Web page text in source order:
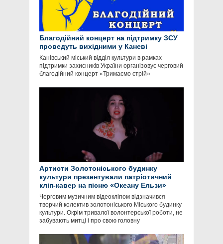
Благодійний концерт на підтримку ЗСУ
проведуть вихідними у Каневі
Канівський міський відділ культури в рамках
підтримки захисників України організовує черговий
благодійний концерт «Тримаємо стрій»
Артисти Золотоніського будинку
культури презентували патріотичний
кліп-кавер на пісню «Океану Ельзи»
Черговим музичним відеокліпом відзначився
творчий колектив золотоніського Міського будинку
культури. Окрім тривалої волонтерської роботи, не
забувають митці і про свою головну